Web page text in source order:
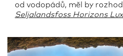
od vodopádů, měl by
Seljalandsfoss Horizons